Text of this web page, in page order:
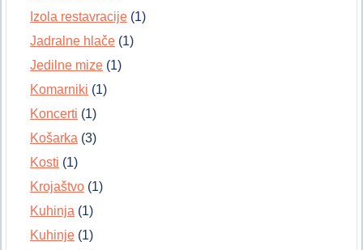
Izola restavracije (1)
Jadralne hlače (1)
Jedilne mize (1)
Komarniki (1)
Koncerti (1)
Košarka (3)
Kosti (1)
Krojaštvo (1)
Kuhinja (1)
Kuhinje (1)